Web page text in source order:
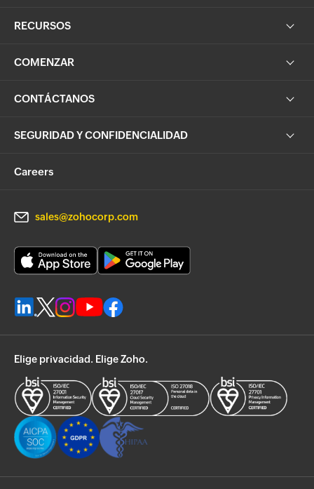
RECURSOS
COMENZAR
CONTÁCTANOS
SEGURIDAD Y CONFIDENCIALIDAD
Careers
sales@zohocorp.com
Elige privacidad. Elige Zoho.